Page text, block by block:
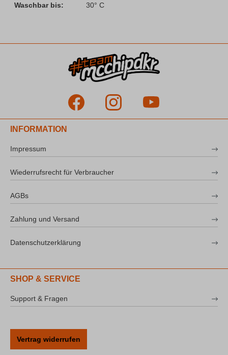
Waschbar bis: 30° C
INFORMATION
Impressum
Wiederrufsrecht für Verbraucher
AGBs
Zahlung und Versand
Datenschutzerklärung
SHOP & SERVICE
Support & Fragen
Vertrag widerrufen